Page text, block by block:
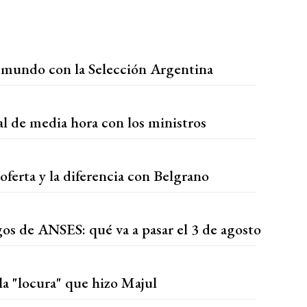
con la Selección Argentina
de media hora con los ministros
y la diferencia con Belgrano
de ANSES: qué va a pasar el 3 de agosto
"locura" que hizo Majul